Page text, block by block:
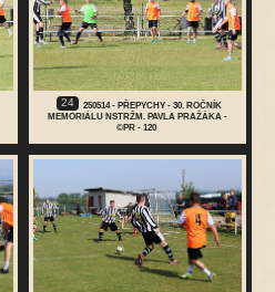
24
250514 - PŘEPYCHY - 30. ROČNÍK
MEMORIÁLU NSTRŽM. PAVLA PRAŽÁKA -
©PR - 120